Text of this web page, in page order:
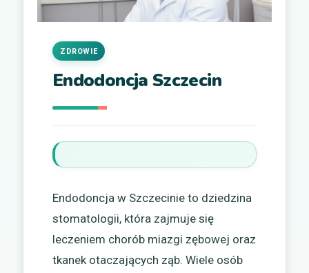
Endodoncja Szczecin
ZDROWIE
Endodoncja w Szczecinie to dziedzina
stomatologii, która zajmuje się
leczeniem chorób miazgi zębowej oraz
tkanek otaczających ząb. Wiele osób